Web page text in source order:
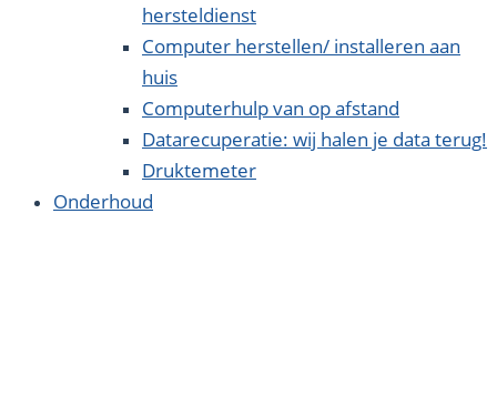
hersteldienst
Computer herstellen/ installeren aan
huis
Computerhulp van op afstand
Datarecuperatie: wij halen je data terug!
Druktemeter
Onderhoud